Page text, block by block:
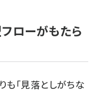
ローがもたら
も「見落としがちな